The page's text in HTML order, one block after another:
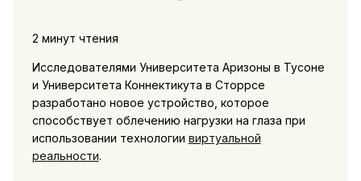
2 минут чтения
Исследователями Университета Аризоны в Тусоне
и Университета Коннектикута в Сторрсе
разработано новое устройство, которое
способствует облечению нагрузки на глаза при
использовании технологии виртуальной
реальности.